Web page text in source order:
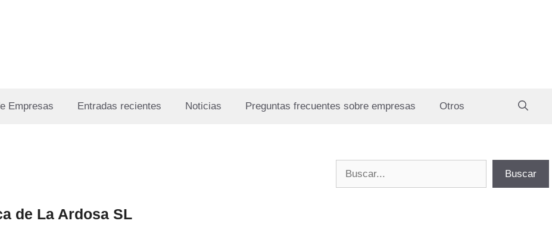
Empresas Entradas recientes Noticias Preguntas frecuentes sobre empresas Otros
de La Ardosa SL
Buscar